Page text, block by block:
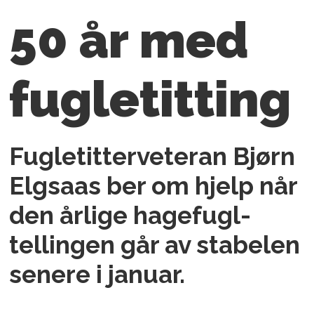
50 år med
fugletitting
Fugletitterveteran Bjørn
Elgsaas ber om hjelp når
den årlige hagefugl­
tellingen går av stabelen
senere i januar.